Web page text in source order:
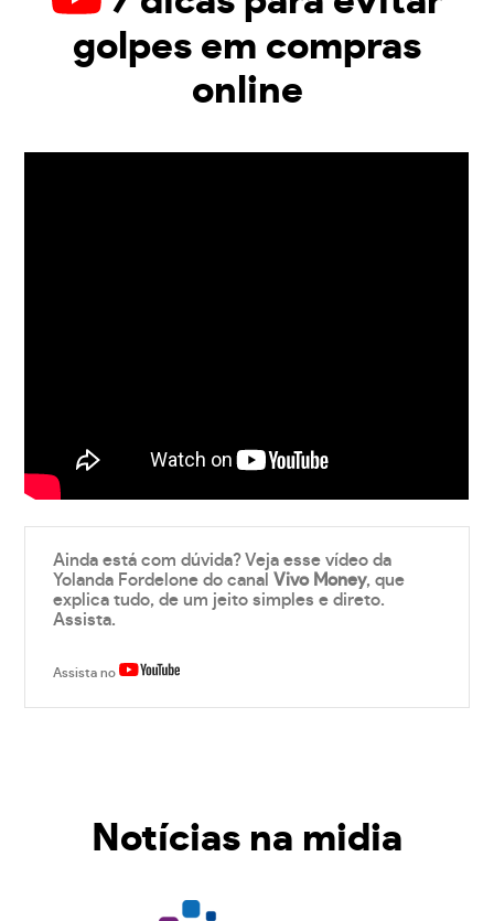
golpes em compras
online
Ainda está com dúvida? Veja esse vídeo da
Yolanda Fordelone do canalVivo Money, que
explica tudo, de um jeito simples e direto.
Assista.
Assista no
Notícias na midia